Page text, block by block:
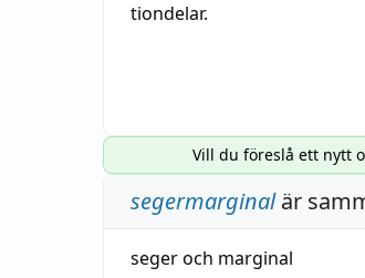
tiondelar.
Vill du föreslå ett nytt
segermarginalär
segeroch marginal